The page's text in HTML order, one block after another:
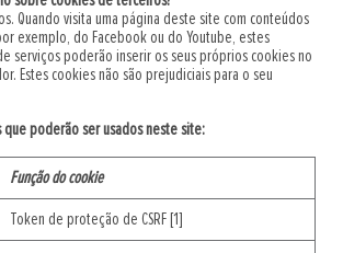
Quando visita uma página deste site com conteúdos
exemplo, do Facebook ou do Youtube, estes
serviços poderão inserir os seus próprios cookies no
Estes cookies não são prejudiciais para o seu
que poderão ser usados neste site:
Função do cookie
Token de proteção de CSRF [1]